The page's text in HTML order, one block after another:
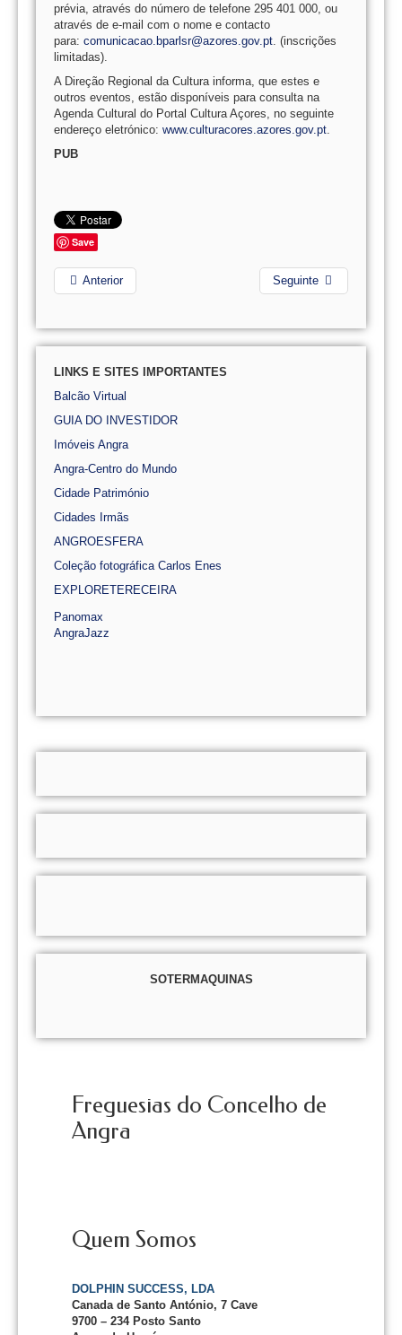
prévia, através do número de telefone 295 401 000, ou
através de e-mail com o nome e contacto
para: comunicacao.bparlsr@azores.gov.pt. (inscrições
limitadas).
A Direção Regional da Cultura informa, que estes e
outros eventos, estão disponíveis para consulta na
Agenda Cultural do Portal Cultura Açores, no seguinte
endereço eletrónico: www.culturacores.azores.gov.pt.
PUB
Save
Anterior Seguinte
LINKS E SITES IMPORTANTES
Balcão Virtual
GUIA DO INVESTIDOR
Imóveis Angra
Angra-Centro do Mundo
Cidade Património
Cidades Irmãs
ANGROESFERA
Coleção fotográfica Carlos Enes
EXPLORETERECEIRA
Panomax
AngraJazz
SOTERMAQUINAS
Freguesias do Concelho de
Angra
Quem Somos
DOLPHIN SUCCESS, LDA
Canada de Santo António, 7 Cave
9700 – 234 Posto Santo